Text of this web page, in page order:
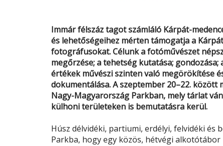
Immár félszáz tagot számláló Kárpát-
és lehetőségeihez mérten támogatja a
fotográfusokat. Célunk a fotóművészet
megőrzése; a tehetség kutatása;
értékek művészi szinten való megörökítése
dokumentálása. A szeptember 20–22.
Nagy-Magyarország Parkban, mely tárlat
külhoni területeken is bemutatásra kerül.
Húsz délvidéki, partiumi, erdélyi, felvidéki
Parkba, hogy egy közös, hétvégi